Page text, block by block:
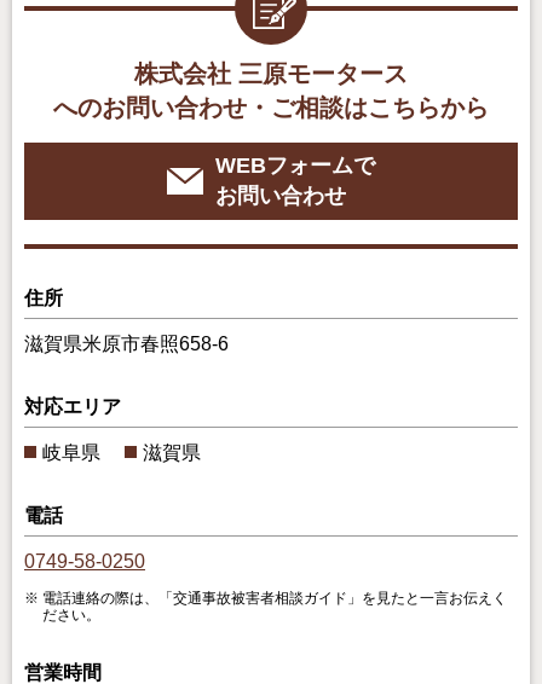
株式会社 三原モータース
へのお問い合わせ・ご相談はこちらから
WEBフォームで
お問い合わせ
住所
滋賀県米原市春照658-6
対応エリア
岐阜県 滋賀県
電話
0749-58-0250
電話連絡の際は、「交通事故被害者相談ガイド」を見たと一言お伝えく
ださい。
営業時間